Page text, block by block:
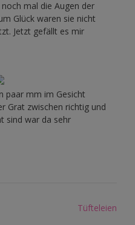
mal die Augen der
Glück waren sie nicht
Jetzt gefällt es mir
paar mm im Gesicht
Grat zwischen richtig und
sind war da sehr
Tüfteleien